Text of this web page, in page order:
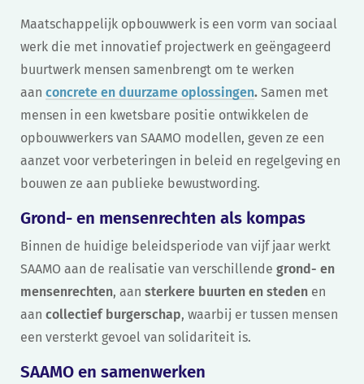
Maatschappelijk opbouwwerk is een vorm van sociaal
werk die met innovatief projectwerk en geëngageerd
buurtwerk mensen samenbrengt om te werken
aan concrete en duurzame oplossingen. Samen met
mensen in een kwetsbare positie ontwikkelen de
opbouwwerkers van SAAMO modellen, geven ze een
aanzet voor verbeteringen in beleid en regelgeving en
bouwen ze aan publieke bewustwording.
Grond- en mensenrechten als kompas
Binnen de huidige beleidsperiode van vijf jaar werkt
SAAMO aan de realisatie van verschillende grond- en
mensenrechten, aan sterkere buurten en steden en
aan collectief burgerschap, waarbij er tussen mensen
een versterkt gevoel van solidariteit is.
SAAMO en samenwerken